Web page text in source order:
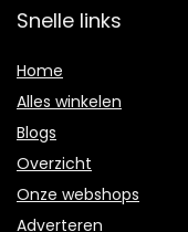
Snelle links
Home
Alles winkelen
Blogs
Overzicht
Onze webshops
Adverteren